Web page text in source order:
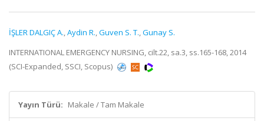
İŞLER DALGIÇ A.,Aydin R.,Guven S. T.,Gunay S.
INTERNATIONAL EMERGENCY NURSING, cilt.22, sa.3, ss.165-168, 2014
(SCI-Expanded, SSCI, Scopus)
Yayın Türü: Makale / Tam Makale